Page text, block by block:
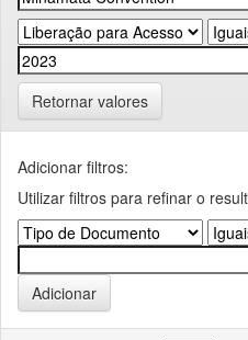
Retornar valores
Adicionar filtros:
Utilizar filtros para refinar o